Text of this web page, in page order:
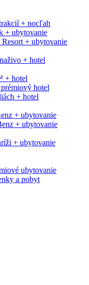
+ nocľah
+ ubytovanie
+ ubytovanie
+ hotel
+ hotel
hotel
+ hotel
+ ubytovanie
+ ubytovanie
+ ubytovanie
ubytovanie
a pobyt